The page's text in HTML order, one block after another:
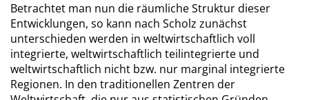
Betrachtet man nun die räumliche Struktur dieser
Entwicklungen, so kann nach Scholz zunächst
unterschieden werden in weltwirtschaftlich voll
integrierte, weltwirtschaftlich teilintegrierte und
weltwirtschaftlich nicht bzw. nur marginal integrierte
Regionen. In den traditionellen Zentren der